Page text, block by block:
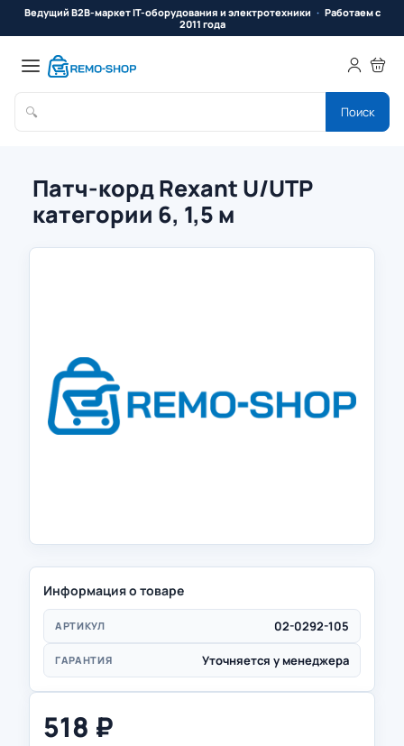
Ведущий B2B-маркет IT-оборудования и электротехники
Работаем с
2011 года
🔍 Поиск
Патч-корд Rexant U/UTP
категории 6, 1,5 м
Информация о товаре
АРТИКУЛ 02-0292-105
ГАРАНТИЯ Уточняется у менеджера
518 ₽